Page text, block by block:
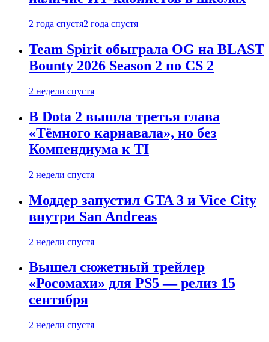
2 года спустя2 года спустя
Team Spirit обыграла OG на BLAST
Bounty 2026 Season 2 по CS 2
2 недели спустя
В Dota 2 вышла третья глава
«Тёмного карнавала», но без
Компендиума к TI
2 недели спустя
Моддер запустил GTA 3 и Vice City
внутри San Andreas
2 недели спустя
Вышел сюжетный трейлер
«Росомахи» для PS5 — релиз 15
сентября
2 недели спустя